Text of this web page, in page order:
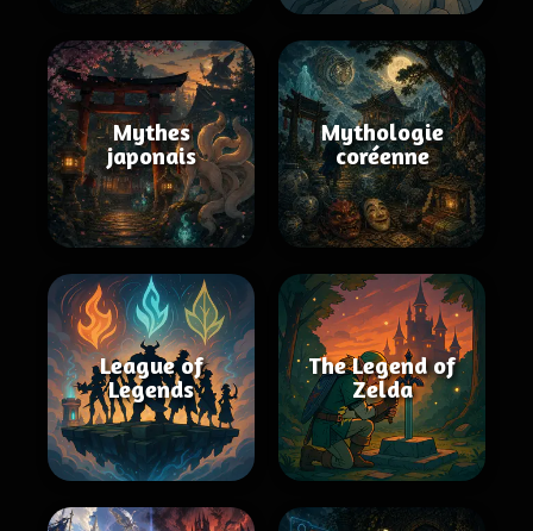
Mythes
japonais
Mythologie
coréenne
League of
Legends
The Legend of
Zelda